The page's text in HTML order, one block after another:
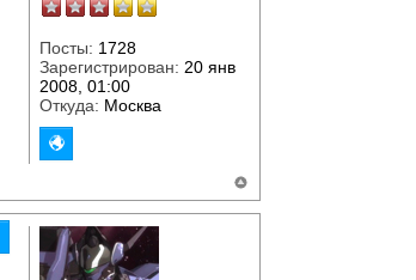
Посты: 1728
Зарегистрирован: 20 янв
2008, 01:00
Откуда: Москва